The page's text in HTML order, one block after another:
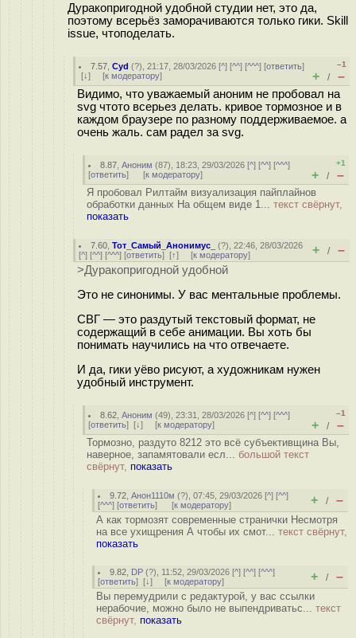
Дуракопригодной удобной студии нет, это да,
поэтому всерьёз заморачиваются только гики. Skill
issue, чтоподелать.
7.57 ,Cyd (?), 21:17, 28/03/2026 [^] [^^] [^^^] [ответить]
[↓] [к модератору]
–1
+ / –
Видимо, что уважаемый аноним не пробовал на
svg чтото всерьез делать. кривое тормозное и в
каждом браузере по разному поддерживаемое. а
очень жаль. сам радел за svg.
8.87 ,Аноним (87), 18:23, 29/03/2026 [^] [^^] [^^^]
[ответить] [к модератору]
+1
+ / –
Я пробовал Рилтайм визуализация пайплайнов
обработки данных На общем виде 1... текст свёрнут,
показать
7.60 ,Тот_Самый_Анонимус_ (?), 22:46, 28/03/2026
[^] [^^] [^^^] [ответить] [↑] [к модератору] + / –
>Дуракопригодной удобной
Это не синонимы. У вас ментальные проблемы.
СВГ — это раздутый текстовый формат, не
содержащий в себе анимации. Вы хоть бы
понимать научились на что отвечаете.
И да, гики уёво рисуют, а художникам нужен
удобный инструмент.
8.62 ,Аноним (49), 23:31, 28/03/2026 [^] [^^] [^^^]
[ответить] [↓] [к модератору]
–1
+ / –
Тормозно, раздуто 8212 это всё субъективщина Вы,
наверное, запамятовали есл... большой текст
свёрнут, показать
9.72 ,Анон1110м (?), 07:45, 29/03/2026 [^] [^^]
[^^^] [ответить] [к модератору] + / –
А как тормозят современные странички Несмотря
на все ухищрения А чтобы их смот... текст свёрнут,
показать
9.82 DP (?), 11:52, 29/03/2026 [^] [^^] [^^^]
[ответить] [↓] [к модератору] + / –
Вы перемудрили с редактурой, у вас ссылки
нерабочие, можно было не выпендриватьс... текст
свёрнут, показать